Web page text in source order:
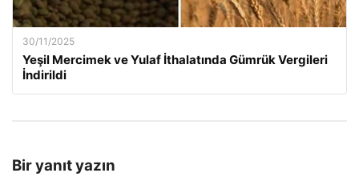
30/11/2025
Yeşil Mercimek ve Yulaf İthalatında Gümrük Vergileri
İndirildi
Bir yanıt yazın